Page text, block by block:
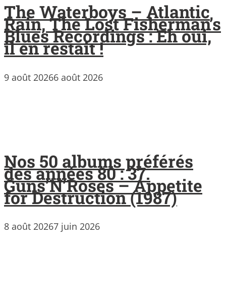
The Waterboys – Atlantic
Rain, The Lost Fisherman’s
Blues Recordings : Eh oui,
il en restait !
9 août 20266 août 2026
Nos 50 albums préférés
des années 80 : 37.
Guns’N’Roses – Appetite
for Destruction (1987)
8 août 20267 juin 2026